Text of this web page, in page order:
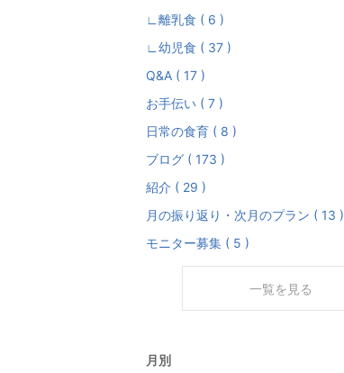
∟離乳食 ( 6 )
∟幼児食 ( 37 )
Q&A ( 17 )
お手伝い ( 7 )
日常の食育 ( 8 )
ブログ ( 173 )
紹介 ( 29 )
月の振り返り・次月のプラン ( 13 )
モニター募集 ( 5 )
一覧を見る
月別